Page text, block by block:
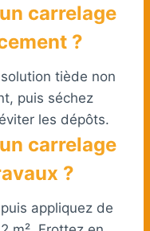
carrelage
?
tiède non
puis séchez
les dépôts.
carrelage
?
appliquez de